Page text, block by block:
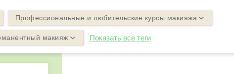
Профессиональные и любительские курсы макияжа
макияж Показать все теги